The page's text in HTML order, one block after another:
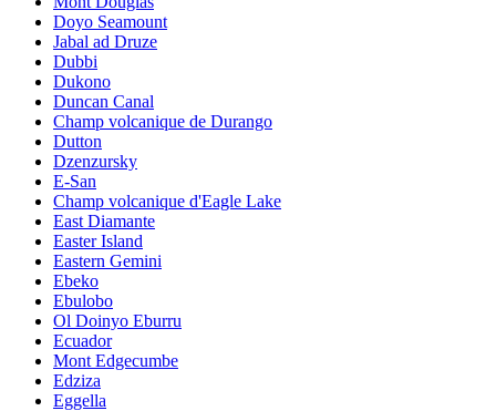
Doyo Seamount
Jabal ad Druze
Dubbi
Dukono
Duncan Canal
Champ volcanique de Durango
Dutton
Dzenzursky
E-San
Champ volcanique d'Eagle Lake
East Diamante
Easter Island
Eastern Gemini
Ebeko
Ebulobo
Ol Doinyo Eburru
Ecuador
Mont Edgecumbe
Edziza
Eggella